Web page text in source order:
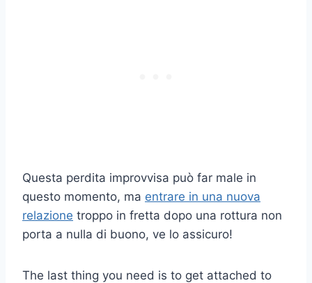
Questa perdita improvvisa può far male in
questo momento, ma entrare in una nuova
relazione troppo in fretta dopo una rottura non
porta a nulla di buono, ve lo assicuro!
The last thing you need is to get attached to